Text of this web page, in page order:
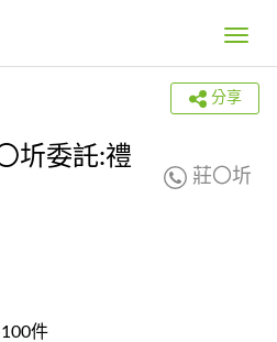
Toggle
分享
圻委託:禮
莊〇圻
件